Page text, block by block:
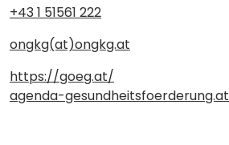
+43 1 51561 222
ongkg(at)ongkg.at
https://goeg.at/
agenda-gesundheitsfoerderung.at